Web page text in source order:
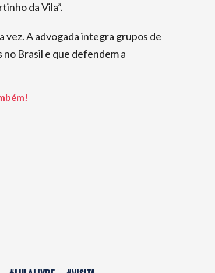
da Vila”.
A advogada integra grupos de
Brasil e que defendem a